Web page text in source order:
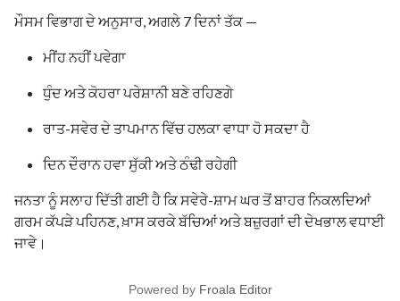
ਮੌਸਮ ਵਿਭਾਗ ਦੇ ਅਨੁਸਾਰ, ਅਗਲੇ 7 ਦਿਨਾਂ ਤੱਕ —
ਮੀਂਹ ਨਹੀਂ ਪਵੇਗਾ
ਧੁੰਦ ਅਤੇ ਕੋਹਰਾ ਪਰੇਸ਼ਾਨੀ ਬਣੇ ਰਹਿਣਗੇ
ਰਾਤ-ਸਵੇਰ ਦੇ ਤਾਪਮਾਨ ਵਿੱਚ ਹਲਕਾ ਵਾਧਾ ਹੋ ਸਕਦਾ ਹੈ
ਦਿਨ ਦੌਰਾਨ ਹਵਾ ਸੁੱਕੀ ਅਤੇ ਠੰਢੀ ਰਹੇਗੀ
ਜਨਤਾ ਨੂੰ ਸਲਾਹ ਦਿੱਤੀ ਗਈ ਹੈ ਕਿ ਸਵੇਰੇ-ਸ਼ਾਮ ਘਰ ਤੋਂ ਬਾਹਰ ਨਿਕਲਦਿਆਂ
ਗਰਮ ਕੱਪੜੇ ਪਹਿਨਣ, ਖ਼ਾਸ ਕਰਕੇ ਬੱਚਿਆਂ ਅਤੇ ਬਜ਼ੁਰਗਾਂ ਦੀ ਦੇਖਭਾਲ ਵਧਾਈ
ਜਾਵੇ।
Powered by Froala Editor